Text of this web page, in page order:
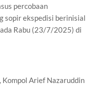
percobaan
sopir ekspedisi berinisial
Rabu (23/7/2025) di
Kompol Arief Nazaruddin